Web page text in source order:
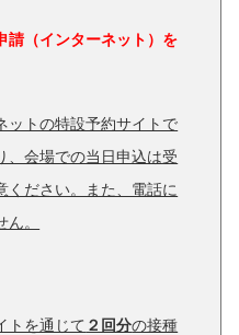
請（インターネット）を
ットの特設予約サイトで
、会場での当日申込は受
ください。また、電話に
。
トを通じて ２回分の接種